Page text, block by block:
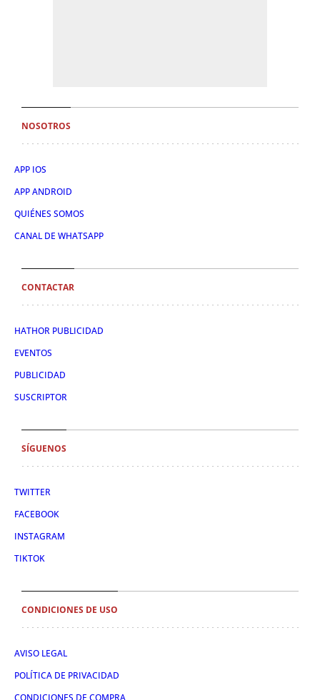
NOSOTROS
APP IOS
APP ANDROID
QUIÉNES SOMOS
CANAL DE WHATSAPP
CONTACTAR
HATHOR PUBLICIDAD
EVENTOS
PUBLICIDAD
SUSCRIPTOR
SÍGUENOS
TWITTER
FACEBOOK
INSTAGRAM
TIKTOK
CONDICIONES DE USO
AVISO LEGAL
POLÍTICA DE PRIVACIDAD